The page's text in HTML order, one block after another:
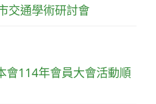
交通學術研討會
114年會員大會活動順